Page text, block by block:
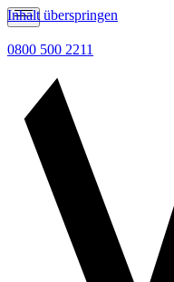
Inhalt überspringen
0800 500 2211